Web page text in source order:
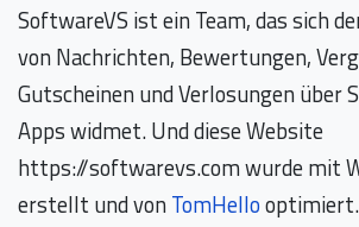
SoftwareVS ist ein Team, das sich
von Nachrichten, Bewertungen,
Gutscheinen und Verlosungen über
Apps widmet. Und diese Website
https://softwarevs.com wurde mit
erstellt und vonTomHellooptimiert.